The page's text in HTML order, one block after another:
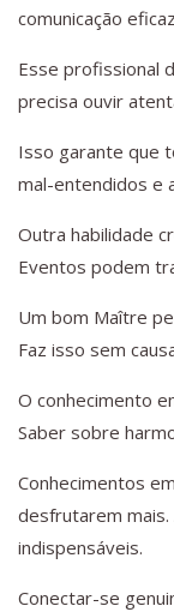
comunicação
Esse profissional
precisa ouvir
Isso garante que
mal-entendidos e
Outra habilidade
Eventos podem
Um bom Maître
Faz isso sem
O conhecimento
Saber sobre
Conhecimentos
desfrutarem mais.
indispensáveis.
Conectar-se